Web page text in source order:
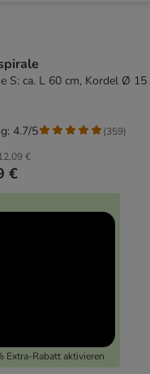
S: ca. L 60 cm, Kordel Ø 15
€
€
Extra-Rabatt aktivieren
4.7/5 (359)